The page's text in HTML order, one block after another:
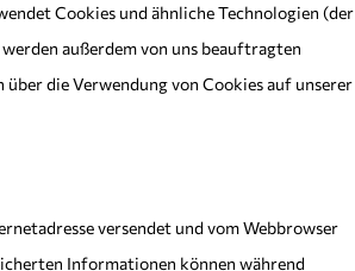
Cookies und ähnliche Technologien (der
außerdem von uns beauftragten
die Verwendung von Cookies auf unserer
versendet und vom Webbrowser
Informationen können während